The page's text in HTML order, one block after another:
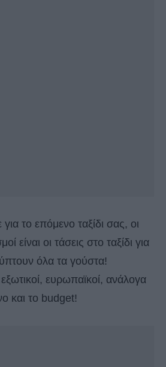
το επόμενο ταξίδι σας, οι
είναι οι τάσεις στο ταξίδι για
όλα τα γούστα!
εξωτικοί, ευρωπαϊκοί, ανάλογα
και το budget!